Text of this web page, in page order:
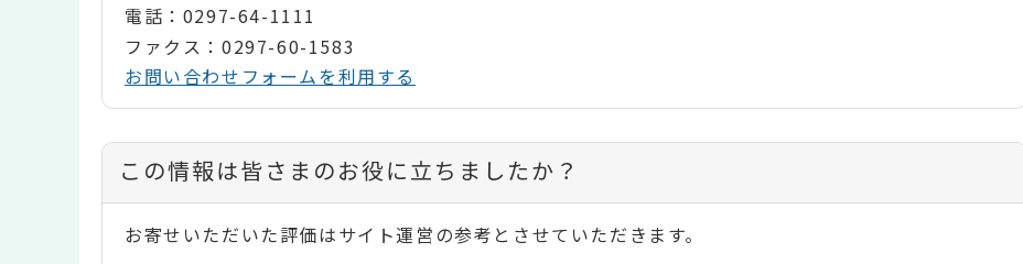
電話：0297-64-1111
ファクス：0297-60-1583
お問い合わせフォームを利用する
コ
ン
テ
この情報は皆さまのお役に立ちましたか？
お寄せいただいた評価はサイト運営の参考とさせていただきます。